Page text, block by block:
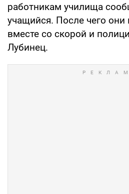
работникам училища
учащийся. После чего
вместе со скорой и
Лубинец.